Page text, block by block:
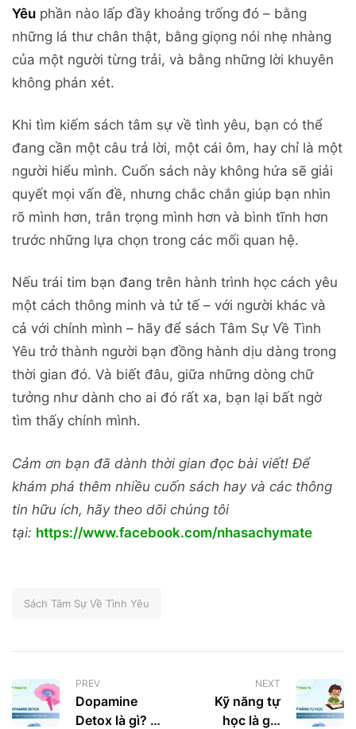
Yêu phần nào lấp đầy khoảng trống đó – bằng
những lá thư chân thật, bằng giọng nói nhẹ nhàng
của một người từng trải, và bằng những lời khuyên
không phán xét.
Khi tìm kiếm sách tâm sự về tình yêu, bạn có thể
đang cần một câu trả lời, một cái ôm, hay chỉ là một
người hiểu mình. Cuốn sách này không hứa sẽ giải
quyết mọi vấn đề, nhưng chắc chắn giúp bạn nhìn
rõ mình hơn, trân trọng mình hơn và bình tĩnh hơn
trước những lựa chọn trong các mối quan hệ.
Nếu trái tim bạn đang trên hành trình học cách yêu
một cách thông minh và tử tế – với người khác và
cả với chính mình – hãy để sách Tâm Sự Về Tình
Yêu trở thành người bạn đồng hành dịu dàng trong
thời gian đó. Và biết đâu, giữa những dòng chữ
tưởng như dành cho ai đó rất xa, bạn lại bất ngờ
tìm thấy chính mình.
Cảm ơn bạn đã dành thời gian đọc bài viết! Để
khám phá thêm nhiều cuốn sách hay và các thông
tin hữu ích, hãy theo dõi chúng tôi
tại: https://www.facebook.com/nhasachymate
Sách Tâm Sự Về Tình Yêu
PREV
Dopamine
Detox là gì? 7
NEXT
Kỹ năng tự
học là gì?